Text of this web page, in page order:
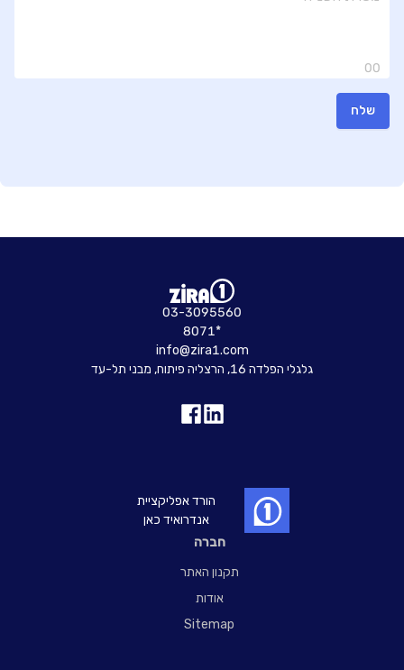
00
שלח
חברה
תקנון האתר
אודות
Sitemap
03-3095560
8071*
info@zira1.com
גלגלי הפלדה 16, הרצליה פיתוח, מבני תל-עד
הורד אפליקציית
אנדרואיד כאן